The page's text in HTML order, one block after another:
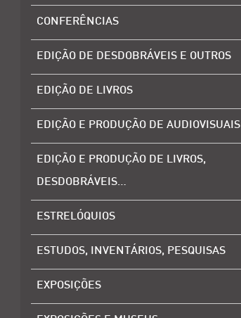
CONFERÊNCIAS
EDIÇÃO DE DESDOBRÁVEIS E OUTROS
EDIÇÃO DE LIVROS
EDIÇÃO E PRODUÇÃO DE AUDIOVISUAIS
EDIÇÃO E PRODUÇÃO DE LIVROS,
DESDOBRÁVEIS…
ESTRELÓQUIOS
ESTUDOS, INVENTÁRIOS, PESQUISAS
EXPOSIÇÕES